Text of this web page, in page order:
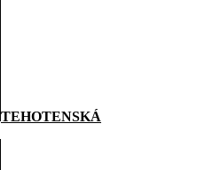
TEHOTENSKÁ